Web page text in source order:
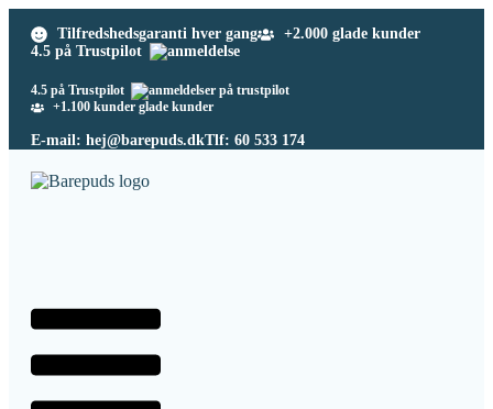
Tilfredshedsgaranti hver gang
+2.000 glade kunder
4.5 på Trustpilot
4.5 på Trustpilot
+1.100 kunder glade kunder
E-mail: hej@barepuds.dkTlf: 60 533 174